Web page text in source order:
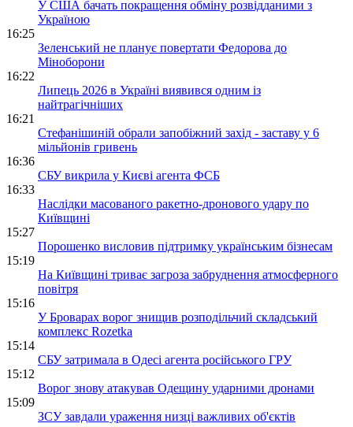
У США бачать покращення обміну розвідданими з
Україною
16:25
Зеленський не планує повертати Федорова до
Міноборони
16:22
Липець 2026 в Україні виявився одним із
найтрагічніших
16:21
Стефанішиній обрали запобіжний захід - заставу у 6
мільйонів гривень
16:36
СБУ викрила у Києві агента ФСБ
16:33
Наслідки масованого ракетно-дронового удару по
Київщині
15:27
Порошенко висловив підтримку українським бізнесам
15:19
На Київщині триває загроза забруднення атмосферного
повітря
15:16
У Броварах ворог знищив розподільчий складський
комплекс Rozetka
15:14
СБУ затримала в Одесі агента російського ГРУ
15:12
Ворог знову атакував Одещину ударними дронами
15:09
ЗСУ завдали ураження низці важливих об'єктів